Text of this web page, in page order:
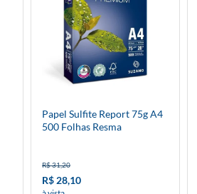
Papel Sulfite Report 75g A4
500 Folhas Resma
R$ 31,20
R$ 28,10